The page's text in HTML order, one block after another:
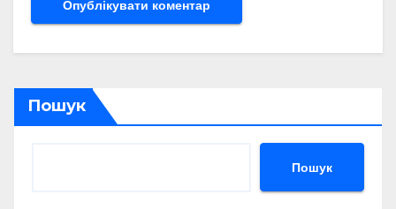
Пошук
Пошук